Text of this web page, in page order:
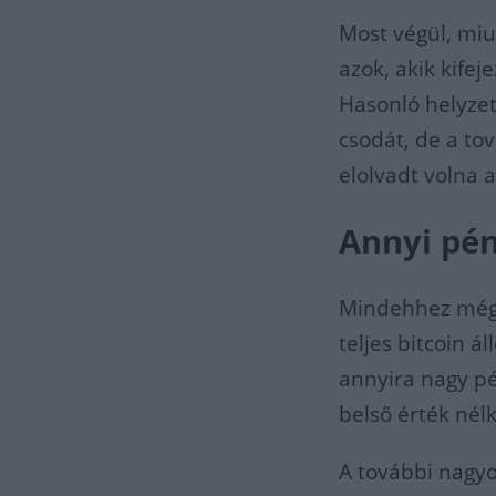
Most végül,
azok, akik
Hasonló
csodát, de a
elolvadt volna
Annyi
Mindehhez
teljes bitcoin
annyira nagy
belső érték
A további